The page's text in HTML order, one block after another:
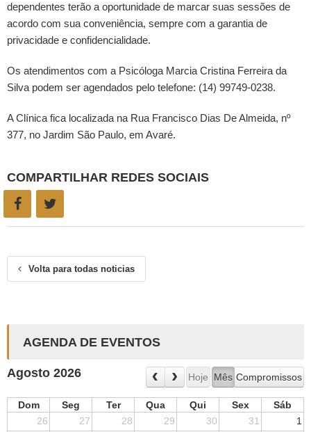
dependentes terão a oportunidade de marcar suas sessões de
acordo com sua conveniência, sempre com a garantia de
privacidade e confidencialidade.
Os atendimentos com a Psicóloga Marcia Cristina Ferreira da
Silva podem ser agendados pelo telefone: (14) 99749-0238.
A Clínica fica localizada na Rua Francisco Dias De Almeida, nº
377, no Jardim São Paulo, em Avaré.
COMPARTILHAR REDES SOCIAIS
Volta para todas noticias
AGENDA DE EVENTOS
Agosto 2026 Hoje Mês Compromissos
Dom Seg Ter Qua Qui Sex
Sáb
26
27 28 29 30 31
1